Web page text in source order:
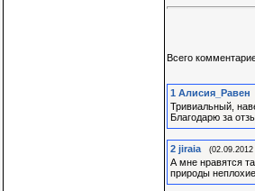
Всего
1 Алиcия_Равен
Тривиальный,
Благодарю за
2 jiraia (02.09.2012
А мне нравятся
природы неплохие.